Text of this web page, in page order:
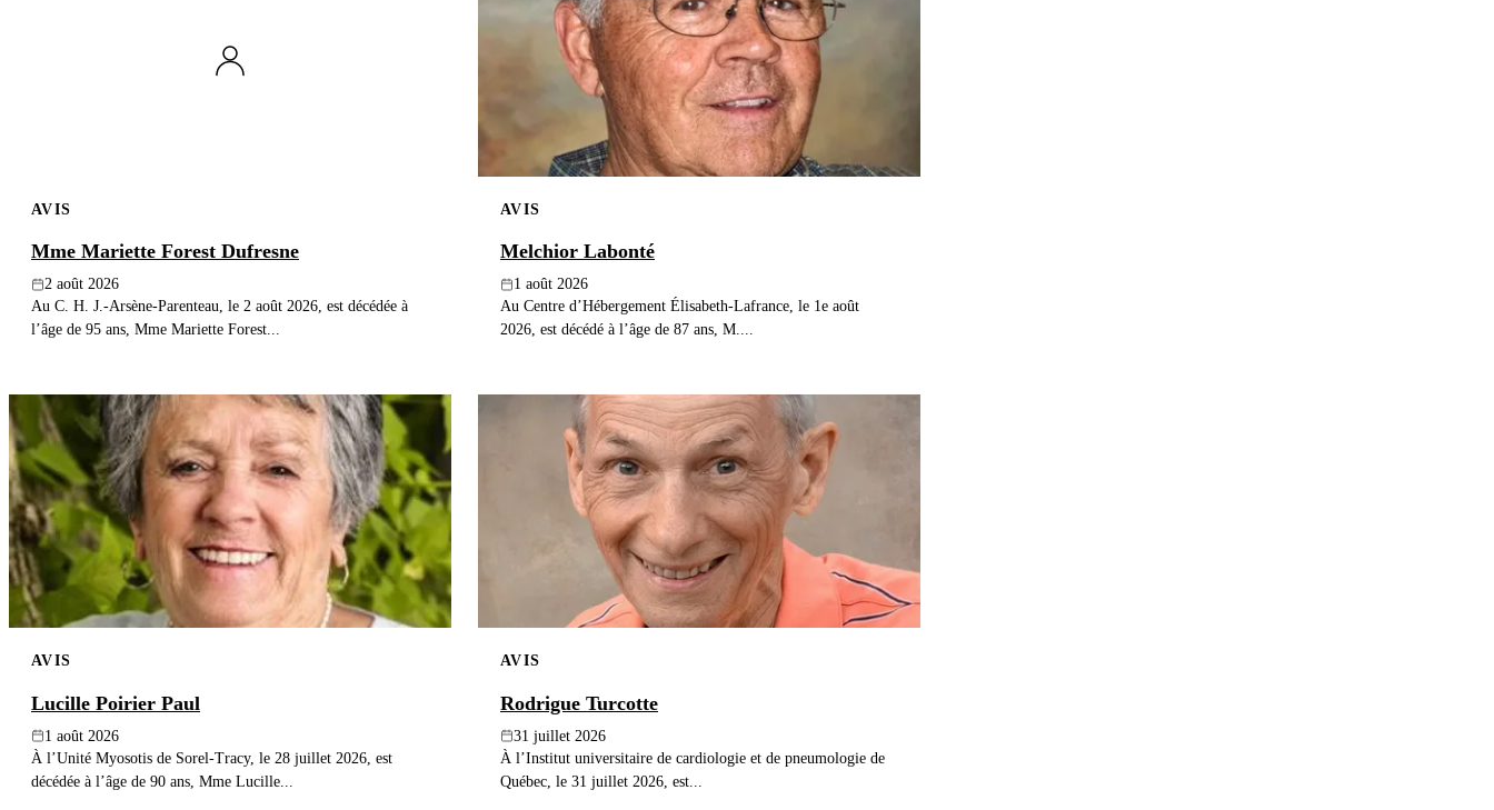
AVIS
Mme Mariette Forest Dufresne
2 août 2026
Au C. H. J.-Arsène-Parenteau, le 2 août 2026, est décédée à
l’âge de 95 ans, Mme Mariette Forest...
AVIS
Melchior Labonté
1 août 2026
Au Centre d’Hébergement Élisabeth-Lafrance, le 1e août
2026, est décédé à l’âge de 87 ans, M....
AVIS
Lucille Poirier Paul
1 août 2026
À l’Unité Myosotis de Sorel-Tracy, le 28 juillet 2026, est
décédée à l’âge de 90 ans, Mme Lucille...
AVIS
Rodrigue Turcotte
31 juillet 2026
À l’Institut universitaire de cardiologie et de pneumologie de
Québec, le 31 juillet 2026, est...